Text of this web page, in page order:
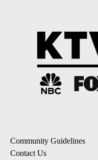
Community Guidelines
Contact Us